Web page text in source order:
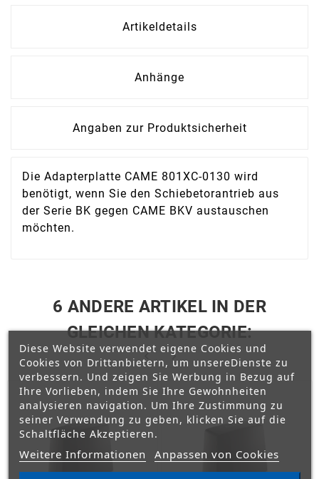
Artikeldetails
Anhänge
Angaben zur Produktsicherheit
Die Adapterplatte CAME 801XC-0130 wird
benötigt, wenn Sie den Schiebetorantrieb aus
der Serie BK gegen CAME BKV austauschen
möchten.
6 ANDERE ARTIKEL IN DER
GLEICHEN KATEGORIE:
 
Diese Website verwendet eigene Cookies und
Cookies von Drittanbietern, um unsereDienste zu
verbessern. Und zeigen Sie Werbung in Bezug auf
Ihre Vorlieben, indem Sie Ihre Gewohnheiten
analysieren navigation. Um Ihre Zustimmung zu
seiner Verwendung zu geben, klicken Sie auf die
Schaltfläche Akzeptieren.
Weitere Informationen Anpassen von Cookies